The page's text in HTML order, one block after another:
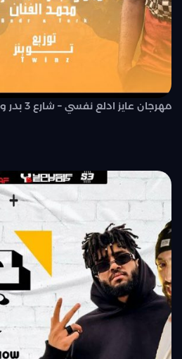
مهرجان عايز ادلع نفسي – شارع 3 بدر و ترك..